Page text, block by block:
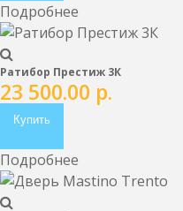
Подробнее
Ратибор Престиж 3К
23 500.00 р.
Купить
Подробнее